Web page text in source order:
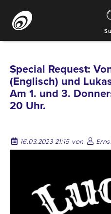
InhaltSpecial Request:
(Englisch) und
Am 1. und 3.
20 Uhr.
16.03.2023 21:15 von